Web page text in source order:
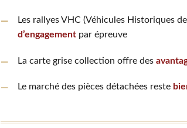
Les rallyes VHC (Véhicules Historiques
d’engagementpar épreuve
La carte grise collection offre des
Le marché des pièces détachées reste